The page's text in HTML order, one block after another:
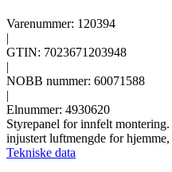
Varenummer: 120394
|
GTIN: 7023671203948
|
NOBB nummer: 60071588
|
Elnummer: 4930620
Styrepanel for innfelt
injustert luftmengde for
Tekniske data